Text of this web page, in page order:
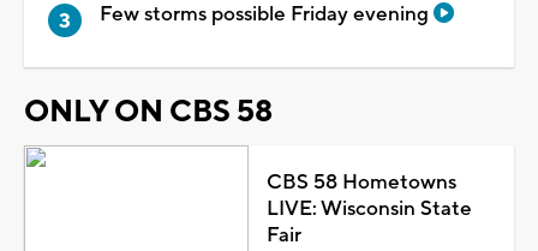
Few storms possible Friday evening
ONLY ON CBS 58
CBS 58 Hometowns
LIVE: Wisconsin State
Fair